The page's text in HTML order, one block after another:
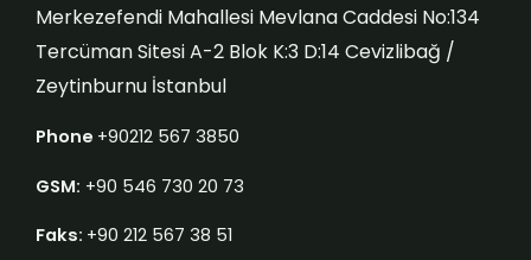
Merkezefendi Mahallesi Mevlana Caddesi No:134
Tercüman Sitesi A-2 Blok K:3 D:14 Cevizlibağ /
Zeytinburnu İstanbul
Phone +90212 567 3850
GSM: +90 546 730 20 73
Faks: +90 212 567 38 51